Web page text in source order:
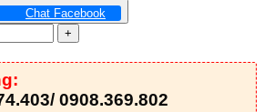
Chat Facebook
0908.369.802